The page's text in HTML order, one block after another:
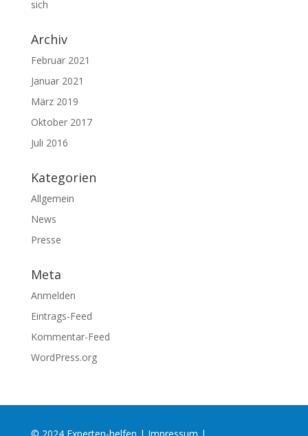
sich
Archiv
Februar 2021
Januar 2021
März 2019
Oktober 2017
Juli 2016
Kategorien
Allgemein
News
Presse
Meta
Anmelden
Eintrags-Feed
Kommentar-Feed
WordPress.org